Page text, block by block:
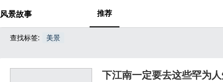
风景故事 推荐
查找标签: 美景
下江南一定要去这些罕为